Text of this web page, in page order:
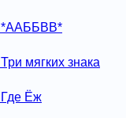
*ААББВВ*
Три мягких знака
Где Ёж